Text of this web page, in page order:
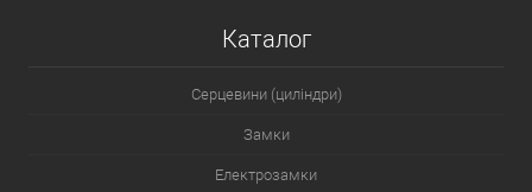
Каталог
Серцевини (циліндри)
Замки
Електрозамки